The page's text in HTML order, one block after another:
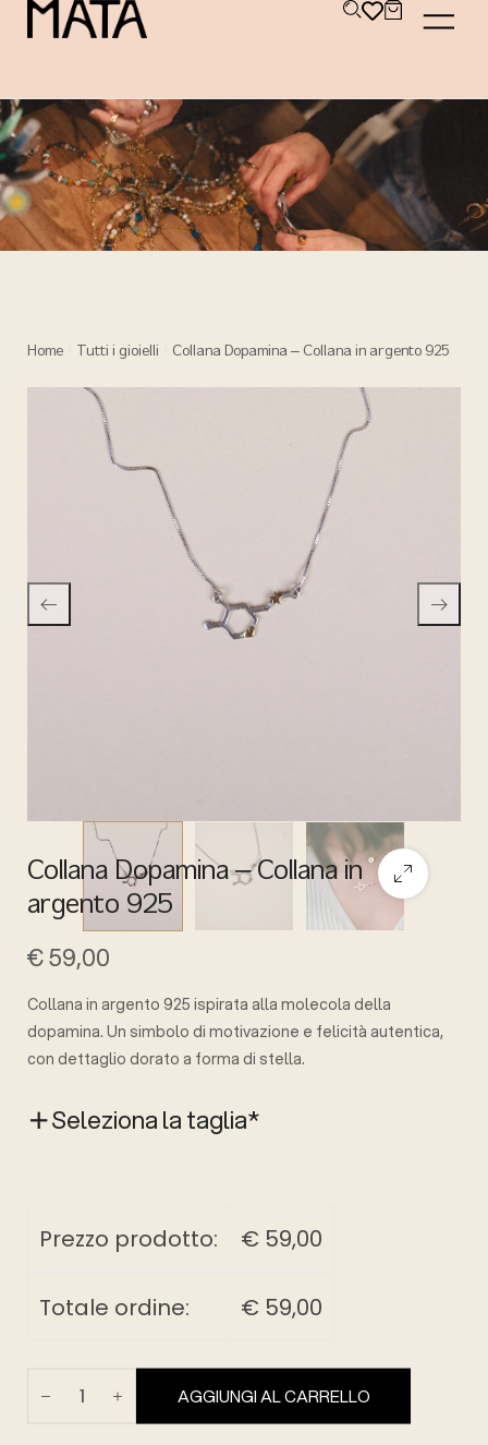
Home Tutti i gioielli Collana Dopamina – Collana in argento 925
Collana Dopamina – Collana in
argento 925
€59,00
Collana in argento 925 ispirata alla molecola della
dopamina. Un simbolo di motivazione e felicità autentica,
con dettaglio dorato a forma di stella.
Seleziona la taglia*
Prezzo prodotto: € 59,00
Totale ordine: € 59,00
AGGIUNGI AL CARRELLO